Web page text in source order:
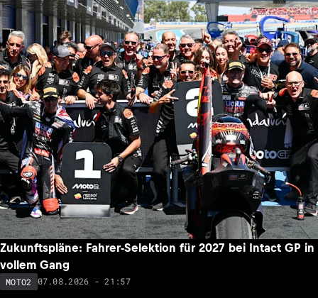
Zukunftspläne: Fahrer-Selektion für 2027 bei Intact GP in
vollem Gang
MOTO2 07.08.2026 - 21:57